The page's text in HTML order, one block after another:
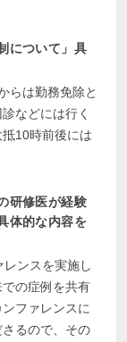
について」具
らは勤務免除と
などには行く
10時前後には
研修医が経験
体的な内容を
ンスを実施し
の症例を共有
ファレンスに
るので、その